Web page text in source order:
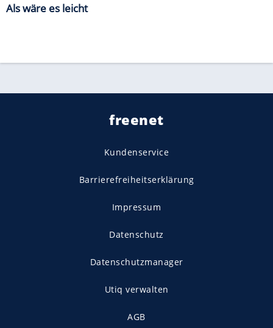
Als wäre es leicht
freenet
Kundenservice
Barrierefreiheitserklärung
Impressum
Datenschutz
Datenschutzmanager
Utiq verwalten
AGB